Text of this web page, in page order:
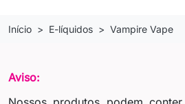
Início E-líquidos Vampire Vape
Aviso: